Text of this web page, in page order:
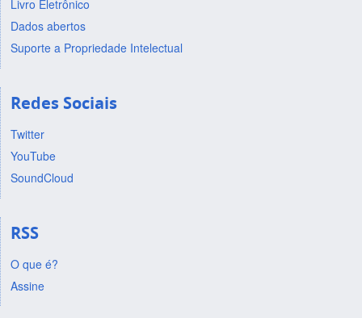
Livro Eletrônico
Dados abertos
Suporte a Propriedade Intelectual
Redes Sociais
Twitter
YouTube
SoundCloud
RSS
O que é?
Assine